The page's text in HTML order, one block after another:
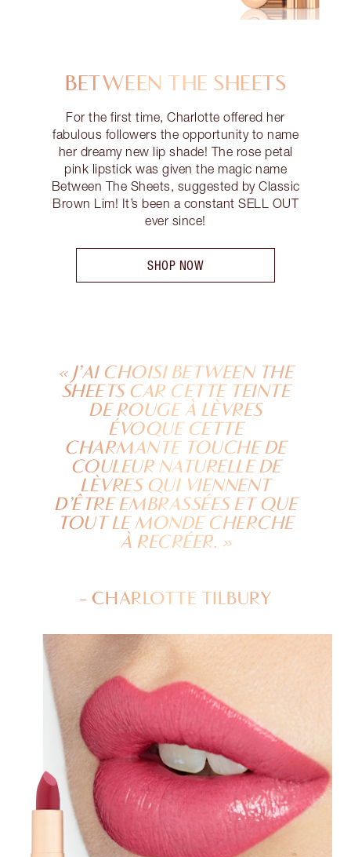
BETWEEN THE SHEETS
For the first time, Charlotte offered her
fabulous followers the opportunity to name
her dreamy new lip shade! The rose petal
pink lipstick was given the magic name
Between The Sheets, suggested by Classic
Brown Lim! It’s been a constant SELL OUT
ever since!
SHOP NOW
« J’AI CHOISI BETWEEN THE
SHEETS CAR CETTE TEINTE
DE ROUGE À LÈVRES
ÉVOQUE CETTE
CHARMANTE TOUCHE DE
COULEUR NATURELLE DE
LÈVRES QUI VIENNENT
D’ÊTRE EMBRASSÉES ET QUE
TOUT LE MONDE CHERCHE
À RECRÉER. »
- CHARLOTTE TILBURY